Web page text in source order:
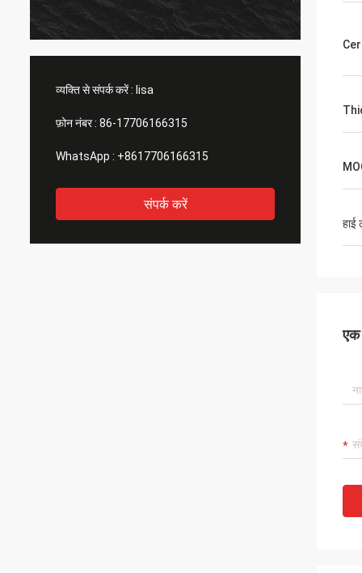
व्यक्ति से संपर्क करें : lisa
फ़ोन नंबर : 86-17706166315
WhatsApp : +8617706166315
संपर्क करें
हाई
एक